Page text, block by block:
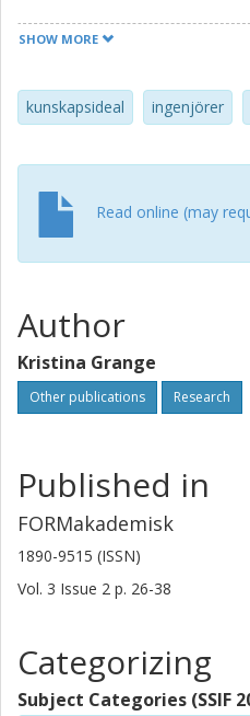
som har bidragit till att
produ­cera fältet av möjliga
SHOW MORE
kunskapsideal ingenjörer
Read online (may
Author
Kristina Grange
Other publications Research
Published in
FORMakademisk
1890-9515 (ISSN)
Vol. 3 Issue 2 p. 26-38
Categorizing
Subject Categories (SSIF